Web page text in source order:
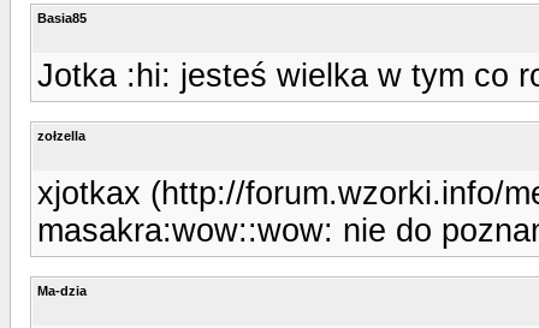
Basia85
Jotka :hi: jesteś wielka w tym co
zołzella
xjotkax (http://forum.wzorki.info/
masakra:wow::wow: nie do
Ma-dzia